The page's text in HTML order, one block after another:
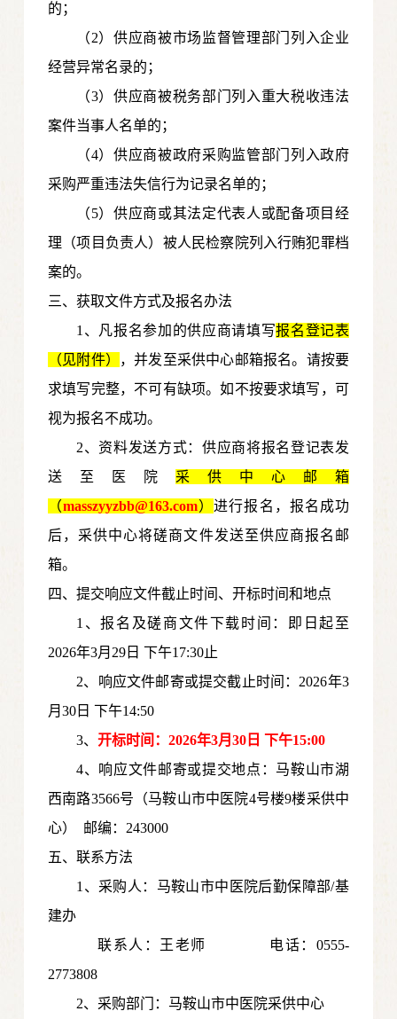
的；
（2）供应商被市场监督管理部门列入企业
经营异常名录的；
（3）供应商被税务部门列入重大税收违法
案件当事人名单的；
（4）供应商被政府采购监管部门列入政府
采购严重违法失信行为记录名单的；
（5）供应商或其法定代表人或配备项目经
理（项目负责人）被人民检察院列入行贿犯罪档
案的。
三、获取文件方式及报名办法
1、凡报名参加的供应商请填写报名登记表
（见附件）
，并发至采供中心邮箱报名。请按要
求填写完整，不可有缺项。如不按要求填写，可
视为报名不成功。
2、资料发送方式：供应商将报名登记表发
送至医院 采供中心邮箱
（masszyyzbb@163.com）进行报名，报名成功
后，采供中心将磋商文件发送至供应商报名邮
箱。
四、提交响应文件截止时间、开标时间和地点
1、报名及磋商文件下载时间：即日起至
2026年3月29日 下午17:30止
2、响应文件邮寄或提交截止时间：2026年3
月30日下午14:50
3、开标时间：2026年3月30日下午15:00
4、响应文件邮寄或提交地点：马鞍山市湖
西南路3566号 （马鞍山市中医院4号楼9楼采供中
心） 邮编：243000
五、联系方法
1、采购人：马鞍山市中医院后勤保障部/基
建办
联系人： 王老师
电话：0555-
2773808
2、采购部门：马鞍山市中医院采供中心